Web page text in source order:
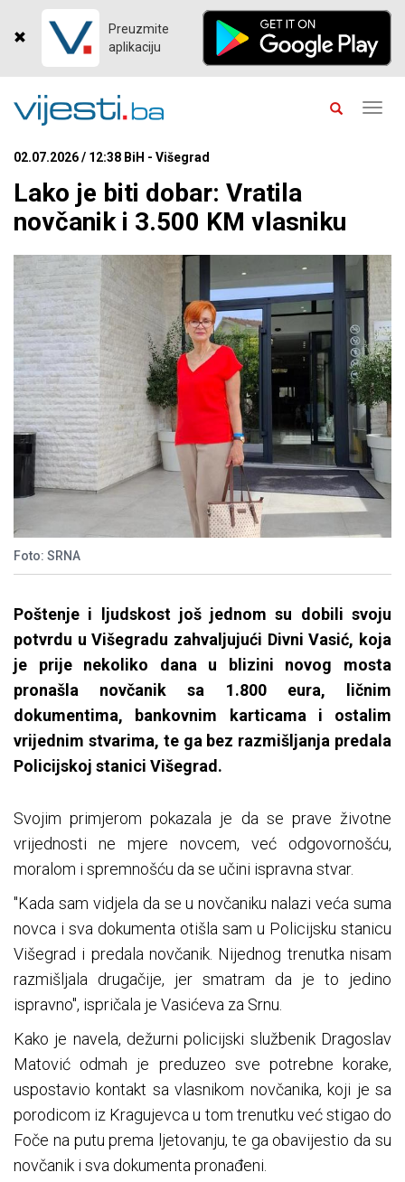
Preuzmite
aplikaciju
02.07.2026 / 12:38 BiH - Višegrad
Lako je biti dobar: Vratila
novčanik i 3.500 KM vlasniku
Foto: SRNA
Poštenje i ljudskost još jednom su dobili svoju
potvrdu u Višegradu zahvaljujući Divni Vasić, koja
je prije nekoliko dana u blizini novog mosta
pronašla novčanik sa 1.800 eura, ličnim
dokumentima, bankovnim karticama i ostalim
vrijednim stvarima, te ga bez razmišljanja predala
Policijskoj stanici Višegrad.
Svojim primjerom pokazala je da se prave životne
vrijednosti ne mjere novcem, već odgovornošću,
moralom i spremnošću da se učini ispravna stvar.
"Kada sam vidjela da se u novčaniku nalazi veća suma
novca i sva dokumenta otišla sam u Policijsku stanicu
Višegrad i predala novčanik. Nijednog trenutka nisam
razmišljala drugačije, jer smatram da je to jedino
ispravno", ispričala je Vasićeva za Srnu.
Kako je navela, dežurni policijski službenik Dragoslav
Matović odmah je preduzeo sve potrebne korake,
uspostavio kontakt sa vlasnikom novčanika, koji je sa
porodicom iz Kragujevca u tom trenutku već stigao do
Foče na putu prema ljetovanju, te ga obavijestio da su
novčanik i sva dokumenta pronađeni.